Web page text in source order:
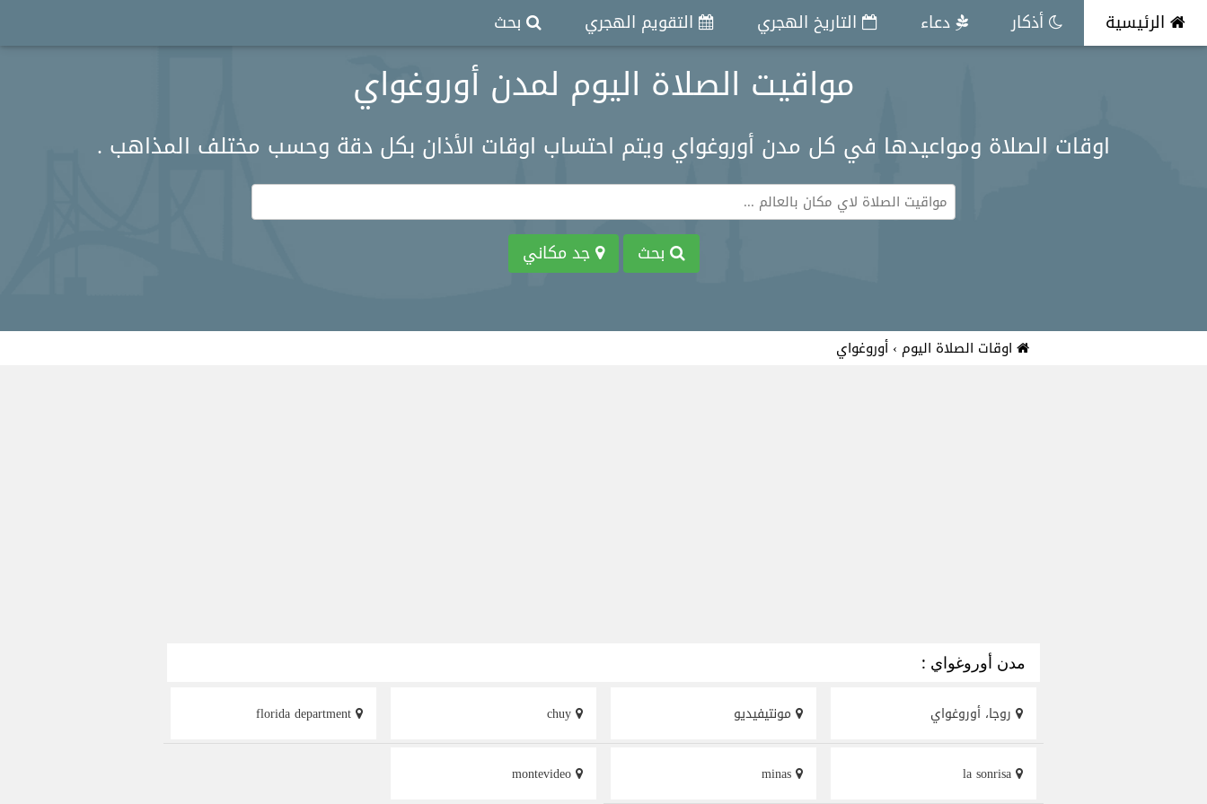
الرئيسية أذكار دعاء التاريخ الهجري التقويم الهجري بحث
مواقيت الصلاة اليوم لمدن أوروغواي
اوقات الصلاة ومواعيدها في كل مدن أوروغواي ويتم احتساب اوقات الأذان بكل دقة وحسب مختلف المذاهب .
بحث جد مكاني
اوقات الصلاة اليوم › أوروغواي
مدن أوروغواي :
روجا، أوروغواي مونتيفيديو chuy
florida department
minas
montevideo